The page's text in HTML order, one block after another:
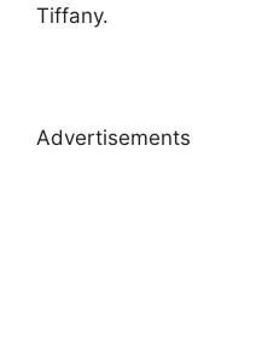
Tiffany.
Advertisements